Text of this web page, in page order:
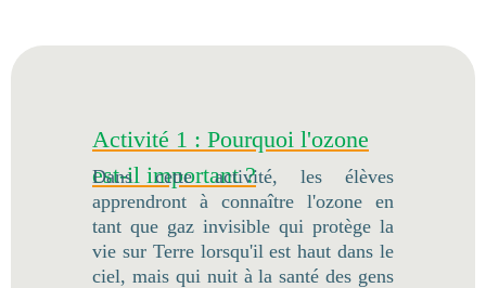
Activité 1 : Pourquoi l'ozone
est-il important ?
Dans cette activité, les élèves
apprendront à connaître l'ozone en
tant que gaz invisible qui protège la
vie sur Terre lorsqu'il est haut dans le
ciel, mais qui nuit à la santé des gens